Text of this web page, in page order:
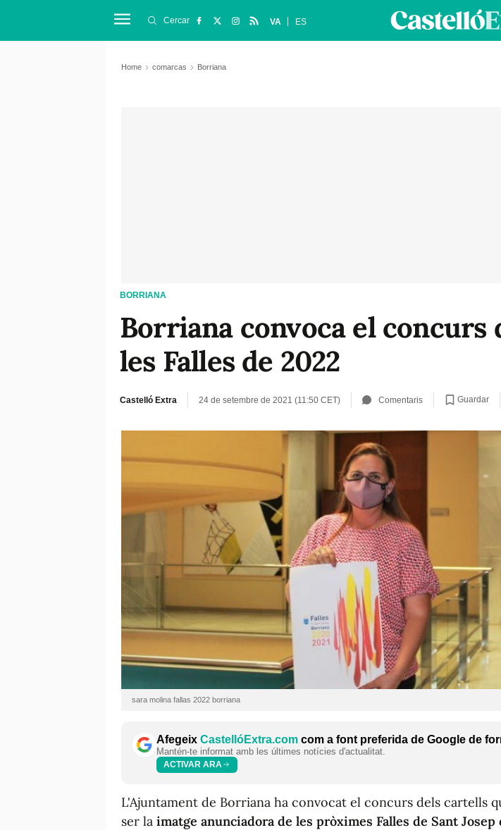
Cercar VA ES
Home comarcas Borriana
BORRIANA
Borriana convoca el
les Falles de 2022
Castelló Extra 24 de setembre de 2021 (11:50 CET) Comentaris Guardar
sara molina fallas 2022 borriana
Afegeix CastellóExtra.com com a font preferida de Google de
Mantén-te informat amb les últimes notícies d'actualitat.
ACTIVAR ARA
L'Ajuntament de Borriana ha convocat el concurs dels cartells
ser la imatge anunciadora de les pròximes Falles de Sant Josep